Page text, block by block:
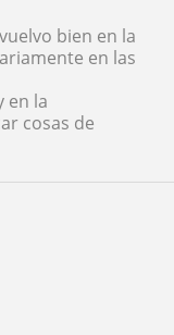
bien en la
en las
en la
cosas de